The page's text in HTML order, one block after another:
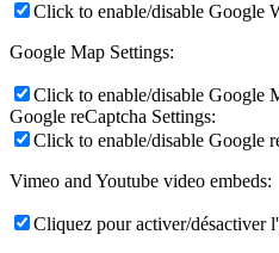
Click to enable/disable Google
Google Map Settings:
Click to enable/disable Google
Google reCaptcha Settings:
Click to enable/disable Google
Vimeo and Youtube video embeds:
Cliquez pour activer/désactiver